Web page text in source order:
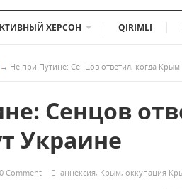
ХЕРСОН QIRIMLI
→ Не при Путине: Сенцов ответил, когда
Сенцов
Украине
0 Comment аннексия, Крым, оккупация